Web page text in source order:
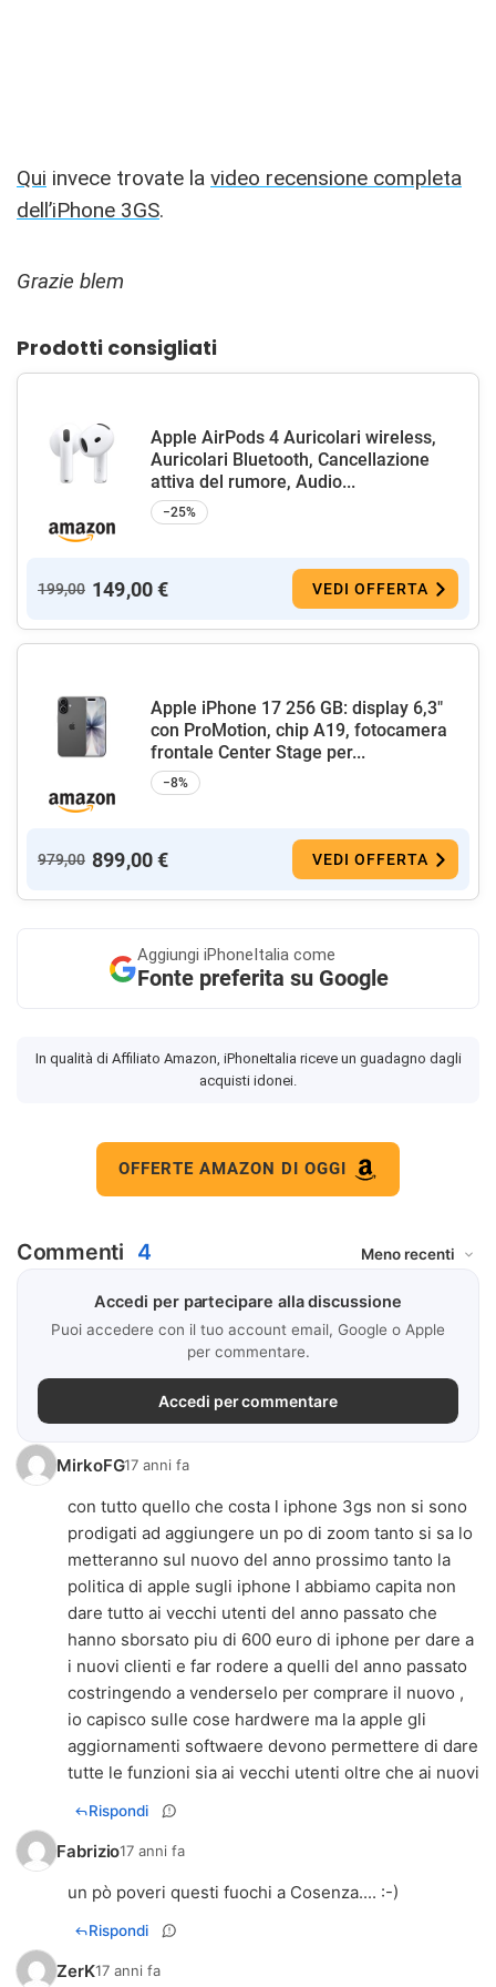
Qui invece trovate la video recensione completa
dell’iPhone 3GS.
Grazie blem
Prodotti consigliati
Apple AirPods 4 Auricolari wireless,
Auricolari Bluetooth, Cancellazione
attiva del rumore, Audio...
−25%
199,00 149,00 € VEDI OFFERTA
Apple iPhone 17 256 GB: display 6,3"
con ProMotion, chip A19, fotocamera
frontale Center Stage per...
−8%
979,00 899,00 € VEDI OFFERTA
Aggiungi iPhoneItalia come
Fonte preferita su Google
In qualità di Affiliato Amazon, iPhoneItalia riceve un guadagno dagli
acquisti idonei.
OFFERTE AMAZON DI OGGI
Commenti 4
Accedi per partecipare alla discussione
Puoi accedere con il tuo account email, Google o Apple
per commentare.
Accedi per commentare
MirkoFG17 anni fa
con tutto quello che costa l iphone 3gs non si sono
prodigati ad aggiungere un po di zoom tanto si sa lo
metteranno sul nuovo del anno prossimo tanto la
politica di apple sugli iphone l abbiamo capita non
dare tutto ai vecchi utenti del anno passato che
hanno sborsato piu di 600 euro di iphone per dare a
i nuovi clienti e far rodere a quelli del anno passato
costringendo a venderselo per comprare il nuovo ,
io capisco sulle cose hardwere ma la apple gli
aggiornamenti softwaere devono permettere di dare
tutte le funzioni sia ai vecchi utenti oltre che ai nuovi
Rispondi
Fabrizio17 anni fa
un pò poveri questi fuochi a Cosenza.... :-)
Rispondi
ZerK17 anni fa